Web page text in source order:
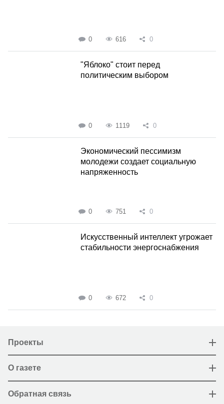
0 616 0
"Яблоко" стоит перед
политическим выбором
0 1119 0
Экономический пессимизм
молодежи создает социальную
напряженность
0 751 0
Искусственный интеллект угрожает
стабильности энергоснабжения
0 672 0
Проекты
О газете
Обратная связь